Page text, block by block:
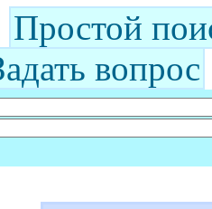
Простой
вопрос